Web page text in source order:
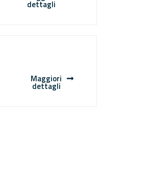
dettagli
Maggiori
dettagli